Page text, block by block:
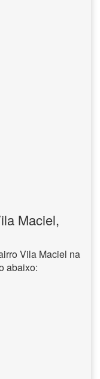
Maciel,
Vila Maciel na
abaixo: